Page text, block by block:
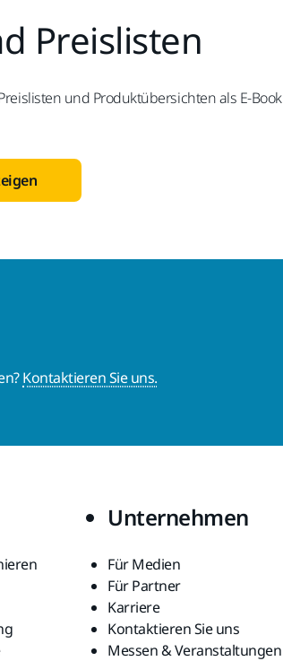
Preislisten
und Produktübersichten als E-
Kontaktieren Sie uns.
Unternehmen
Für Medien
Für Partner
Karriere
Kontaktieren Sie uns
Messen & Veranstaltungen